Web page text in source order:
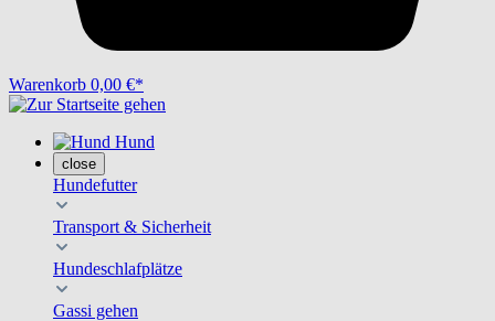
Warenkorb 0,00 €*
Hund
close
Hundefutter
Transport & Sicherheit
Hundeschlafplätze
Gassi gehen